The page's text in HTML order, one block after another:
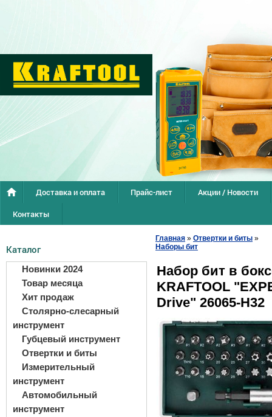
Доставка и оплата Прайс-лист
Акции / Новости
Контакты
Каталог
Новинки 2024
Товар месяца
Хит продаж
Столярно-слесарный
инструмент
Губцевый инструмент
Отвертки и биты
Измерительный
инструмент
Автомобильный
инструмент
Главная » Отвертки и биты »
Наборы бит
Набор бит в
KRAFTOOL
Drive" 26065-H32